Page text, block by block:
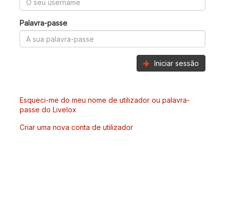
Palavra-passe
Iniciar sessão
Esqueci-me do meu nome de utilizador ou palavra-
passe do Livelox
Criar uma nova conta de utilizador